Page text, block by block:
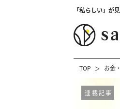
「私らしい」が
TOP お金
連載記事